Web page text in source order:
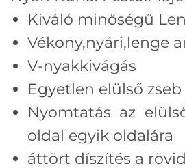
Kiváló minőségű
Vékony,nyári,lenge
V-nyakkivágás
Egyetlen elülső
Nyomtatás az
oldal egyik oldalára
áttört díszítés a